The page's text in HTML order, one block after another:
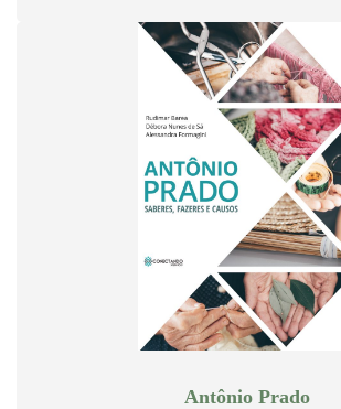
Antônio Prado